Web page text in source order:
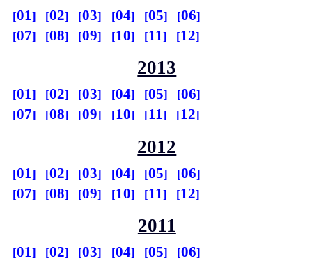
01 02 03 04 05
06
07
08 09 10 11 12
2013
01 02 03 04 05
06
07
08 09 10 11 12
2012
01 02 03 04 05
06
07
08 09 10 11 12
2011
01 02 03 04 05
06